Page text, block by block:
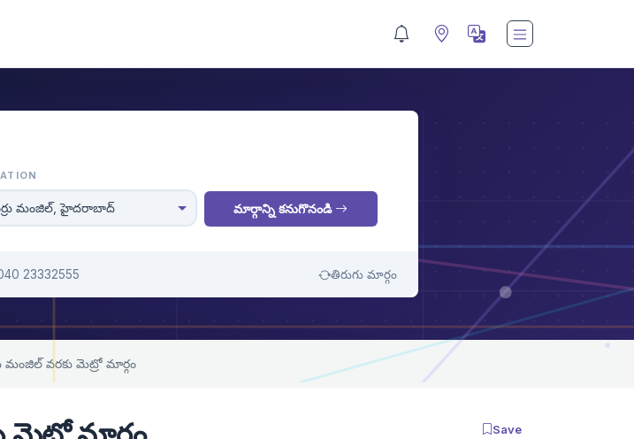
M
మంజిల్, హైదరాబాద్ మార్గాన్ని కనుగొనండి
23332555 తిరుగు మార్గం
మంజిల్ వరకు మెట్రో మార్గం
Save